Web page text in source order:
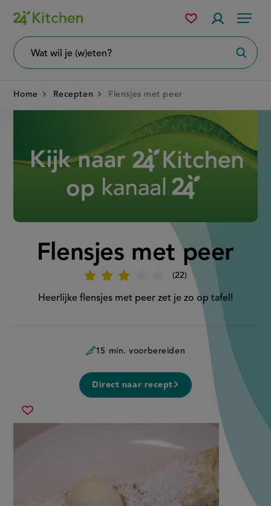
Overslaan
en
naar
Menu
wil
Mijn
bewaarde
Home Recepten Flensjes met peer
Flensjes met peer
22
'Flensjes
met
Heerlijke flensjes met peer zet je zo op tafel!
15 min. voorbereiden
Direct naar recept
Sla
flensjes
met